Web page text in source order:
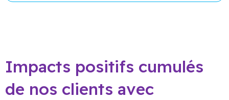
Impacts positifs cumulés
de nos clients avec